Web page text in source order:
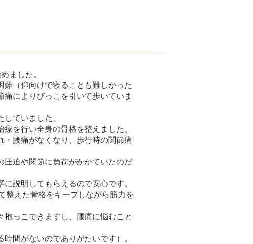
ました。
難（仰向けで寝ることも難しかった
によりびっこを引いて歩いていま
ていました。
を行い全身の骨格を整えました。
・腰痛がなくなり、歩行時の関節痛
圧迫や関節に負荷がかかていたのだ
説明してもらえるので安心です。
整えた骨格をキープしながら筋力を
抱っこできますし、腰痛に悩むこと
間がないのでありがたいです）。